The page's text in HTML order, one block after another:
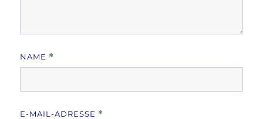
NAME *
E-MAIL-ADRESSE *